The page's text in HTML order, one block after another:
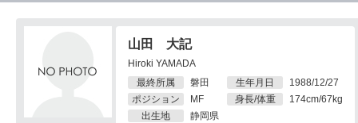
山田 大記
Hiroki YAMADA
最終所属
磐田
ポジション
MF
出生地
静岡県
生年月日
1988/12/27
身長/体重
174cm/67kg